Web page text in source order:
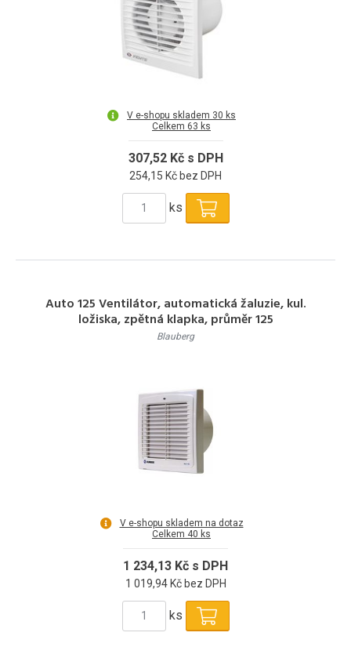
V e-shopu skladem 30 ks
Celkem 63 ks
307,52 Kč s DPH
254,15 Kč bez DPH
ks
Auto 125 Ventilátor, automatická žaluzie, kul.
ložiska, zpětná klapka, průměr 125
Blauberg
V e-shopu skladem na dotaz
Celkem 40 ks
1 234,13 Kč s DPH
1 019,94 Kč bez DPH
ks